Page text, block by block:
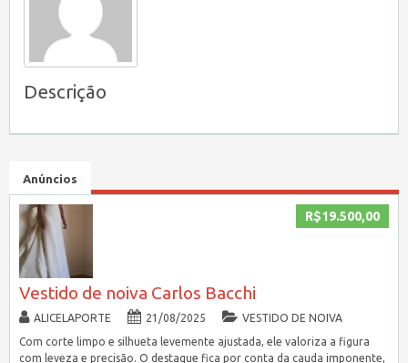
Descrição
Anúncios
R$19.500,00
Vestido de noiva Carlos Bacchi
ALICELAPORTE 21/08/2025
VESTIDO DE NOIVA
Com corte limpo e silhueta levemente ajustada, ele valoriza a figura
com leveza e precisão. O destaque fica por conta da cauda imponente,